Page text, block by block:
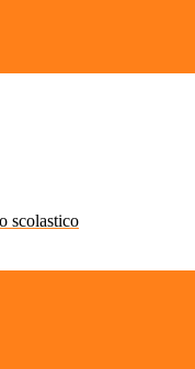
scolastico